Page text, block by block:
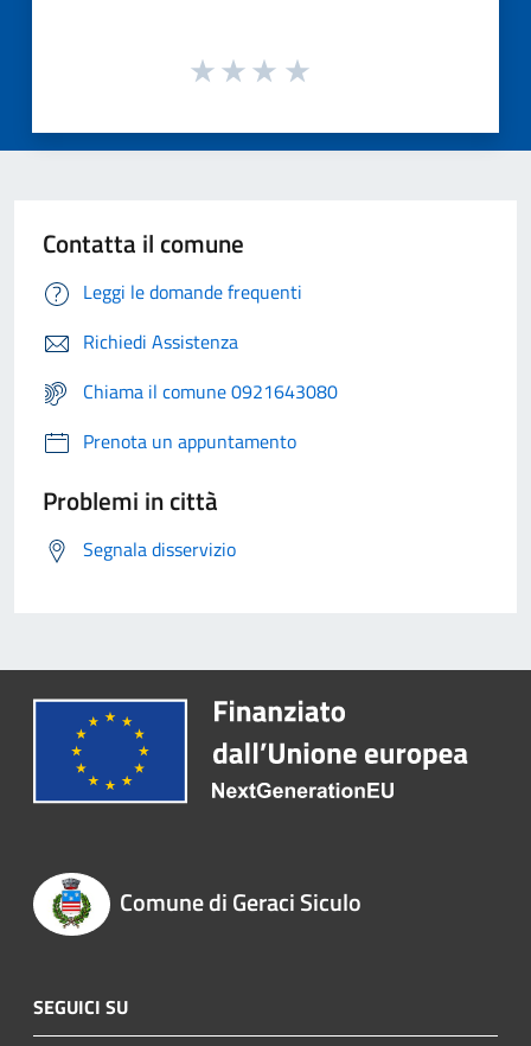
Contatta il comune
Leggi le domande frequenti
Richiedi Assistenza
Chiama il comune 0921643080
Prenota un appuntamento
Problemi in città
Segnala disservizio
Comune di Geraci Siculo
SEGUICI SU